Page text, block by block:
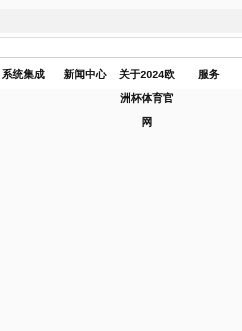
系统集成 新闻中心
关于2024欧
洲杯体育官
网
服务